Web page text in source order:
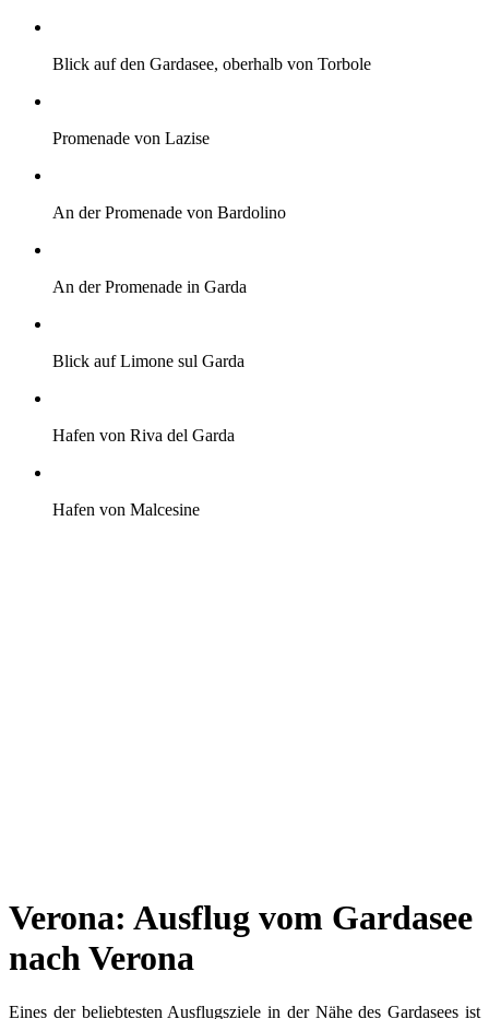
Blick auf den Gardasee, oberhalb von Torbole
Promenade von Lazise
An der Promenade von Bardolino
An der Promenade in Garda
Blick auf Limone sul Garda
Hafen von Riva del Garda
Hafen von Malcesine
Verona: Ausflug vom Gardasee
nach Verona
Eines der beliebtesten Ausflugsziele in der Nähe des Gardasees ist